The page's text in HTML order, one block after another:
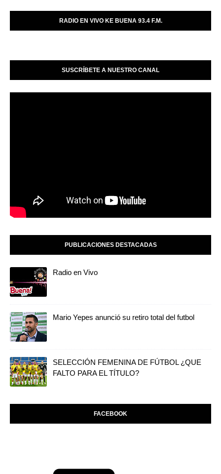
RADIO EN VIVO KE BUENA 93.4 F.M.
SUSCRÍBETE A NUESTRO CANAL
PUBLICACIONES DESTACADAS
Radio en Vivo
Mario Yepes anunció su retiro total del futbol
SELECCIÓN FEMENINA DE FÚTBOL ¿QUE
FALTO PARA EL TÍTULO?
FACEBOOK